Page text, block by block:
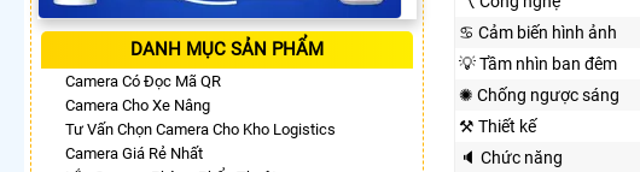
DANH MỤC SẢN PHẨM
Camera Có Đọc Mã QR
Camera Cho Xe Nâng
Tư Vấn Chọn Camera Cho Kho Logistics
Camera Giá Rẻ Nhất
♋ Cảm biến hình ảnh
💡 Tầm nhìn ban đêm
✺ Chống ngược sáng
⚒ Thiết kế
🔈 Chức năng